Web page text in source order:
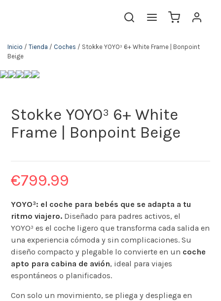
Inicio / Tienda / Coches / Stokke YOYO³ 6+ White Frame | Bonpoint
Beige
Stokke YOYO³ 6+ White
Frame | Bonpoint Beige
€799.99
YOYO³: el coche para bebés que se adapta a tu
ritmo viajero. Diseñado para padres activos, el
YOYO³ es el coche ligero que transforma cada salida en
una experiencia cómoda y sin complicaciones. Su
diseño compacto y plegable lo convierte en un coche
apto para cabina de avión, ideal para viajes
espontáneos o planificados.
Con solo un movimiento, se pliega y despliega en